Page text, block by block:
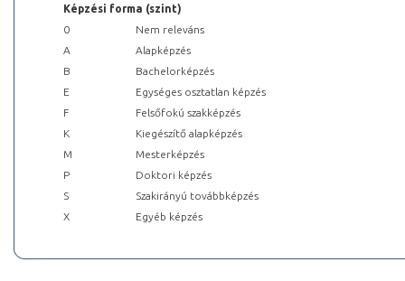
Képzési forma (szint)
0
Nem releváns
A
Alapképzés
B
Bachelorképzés
E
Egységes osztatlan képzés
F
Felsőfokú szakképzés
K
Kiegészítő alapképzés
M
Mesterképzés
P
Doktori képzés
S
Szakirányú továbbképzés
X
Egyéb képzés